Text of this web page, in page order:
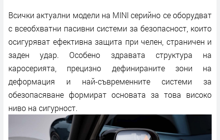
Всички актуални модели на MINI серийно се оборудват
с всеобхватни пасивни системи за безопасност, които
осигуряват ефективна защита при челен, страничен и
заден удар. Особено здравата структура на
каросерията, прецизно дефинираните зони на
деформация и най-съвременните системи за
обезопасяване формират основата за това високо
ниво на сигурност.